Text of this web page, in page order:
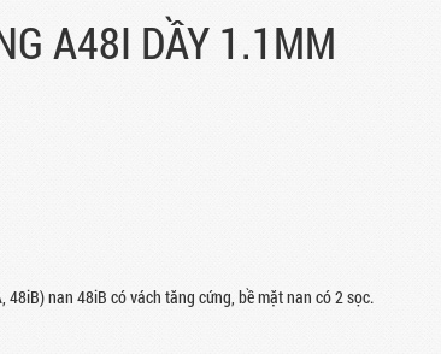
A48I DẦY 1.1MM
nan 48iB có vách tăng cứng, bề mặt nan có 2 sọc.